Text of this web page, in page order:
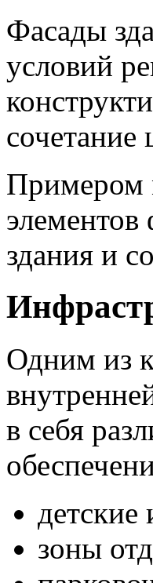
Фасады
условий
сочетание
Примером
элементов
здания и
Одним из
в себя
зоны